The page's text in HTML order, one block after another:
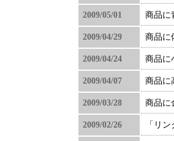
2009/05/01 商品に
2009/04/29 商品に
2009/04/24 商品に
2009/04/07 商品に
2009/03/28 商品に
2009/02/26 「リ